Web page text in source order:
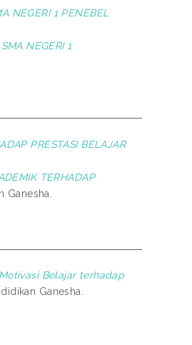
NEGERI 1 PENEBEL
NEGERI 1
PRESTASI BELAJAR
TERHADAP
Ganesha.
Belajar terhadap
Ganesha.